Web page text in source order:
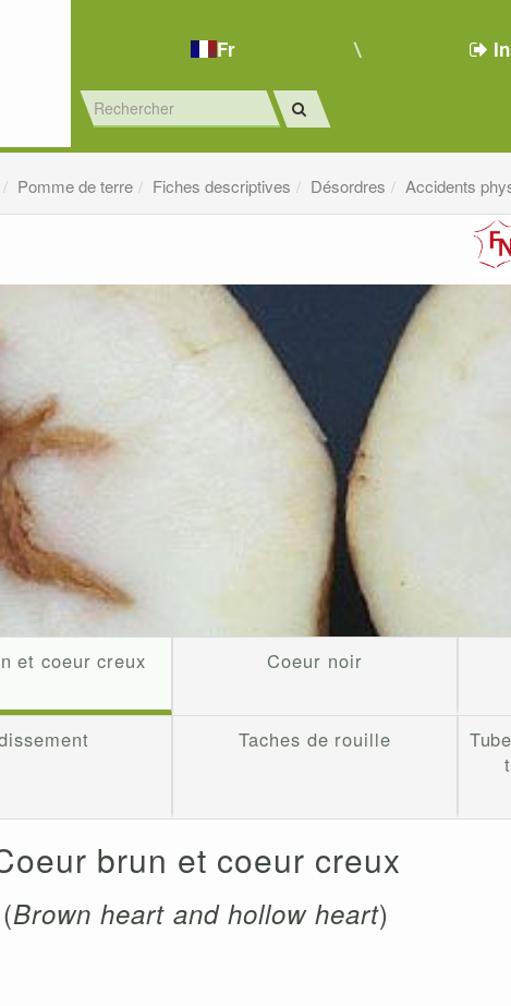
Fr
Pomme de terre Fiches descriptives Désordres Accidents
et coeur creux Coeur noir
Taches de rouille
brun et coeur creux
(Brown heart and hollow heart)